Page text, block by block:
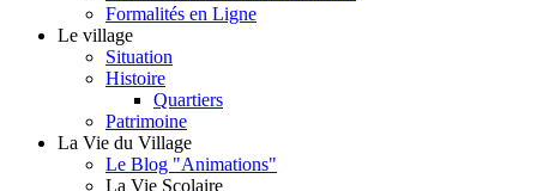
Formalités en Ligne
Le village
Situation
Histoire
Quartiers
Patrimoine
La Vie du Village
Le Blog "Animations"
La Vie Scolaire